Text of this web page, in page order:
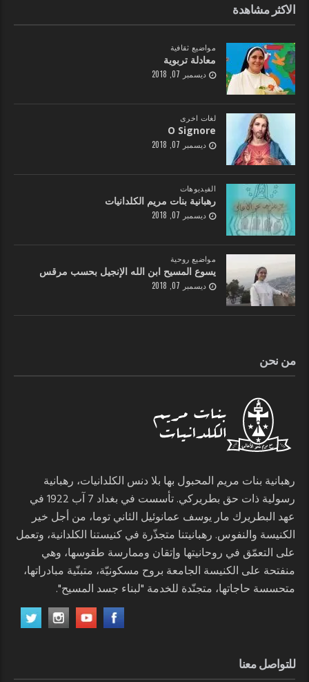
الاكثر مشاهدة
مواضيع ثقافية
معادلة تربوية
ديسمبر 07, 2018
لغات اخرى
O Signore
ديسمبر 07, 2018
الفيديوهات
رهبانية بنات مريم الكلدانيات
ديسمبر 07, 2018
مواضيع روحية
يسوع المسيح ابن الله الإنجيل بحسب مرقس
ديسمبر 07, 2018
من نحن
رهبانية بنات مريم المحبول بها بلا دنس الكلدانيات، رهبانية
رسولية ذات حق بطريركي. تأسست في بغداد 7 آب 1922 في
عهد البطريرك مار يوسف عمانوئيل الثاني توما، من أجل خير
الكنيسة والنفوس. رهبانيتنا متجذّرة في كنيستنا الكلدانية، وتعمل
على التعمّق في روحانيتها وإتقان وممارسة طقوسها، وهي
منفتحة على الكنيسة الجامعة بروح مسكونيّة، متبنّية مبادراتها،
متحسسة حاجاتها، متجنّدة للخدمة "لبناء جسد المسيح".
للتواصل معنا